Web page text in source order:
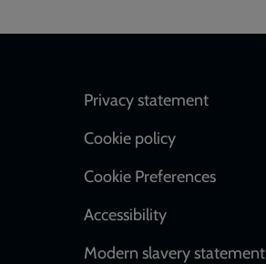
Footer
Privacy statement
Cookie policy
Cookie Preferences
Accessibility
Modern slavery statement